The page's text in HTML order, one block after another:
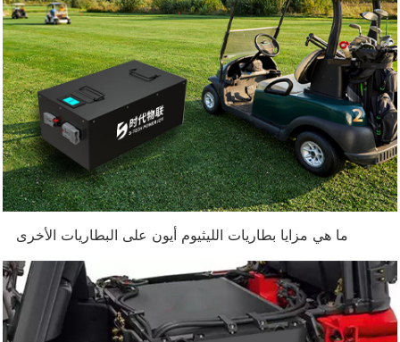
ما هي مزايا بطاريات الليثيوم أيون على البطاريات الأخرى